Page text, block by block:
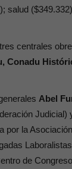
salud
centrales
Conadu
Abel
Judicial)
por la
de